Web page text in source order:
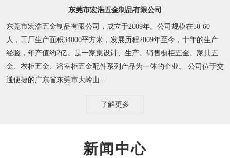
东莞市宏浩五金制品有限公司
东莞市宏浩五金制品有限公司，成立于2009年。公司规模在50-60
人，工厂生产面积34000平方米，发展历程2009年至今，十年的生产
经验，年产值约2亿。是一家集设计、生产、销售橱柜五金、家具五
金、衣柜五金、浴室柜五金配件系列产品为一体的企业。 公司位于交
通便捷的广东省东莞市大岭山...
了解更多
新闻中心